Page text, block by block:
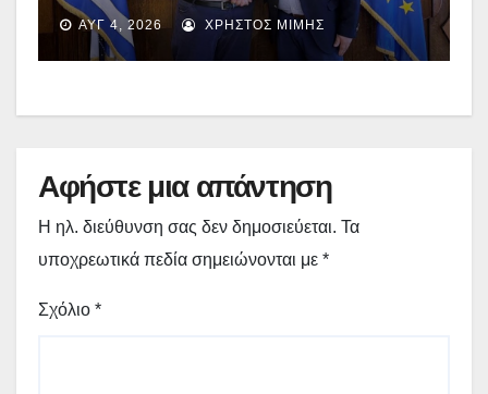
Έκτακτη χρηματοδότηση
400.000€ για επιπλέον
εργασίες στο Δημοτικό Στάδιο
ΑΥΓ 4, 2026 ΧΡΉΣΤΟΣ ΜΊΜΗΣ
Αφήστε μια απάντηση
Η ηλ. διεύθυνση σας δεν δημοσιεύεται. Τα
υποχρεωτικά πεδία σημειώνονται με *
Σχόλιο *